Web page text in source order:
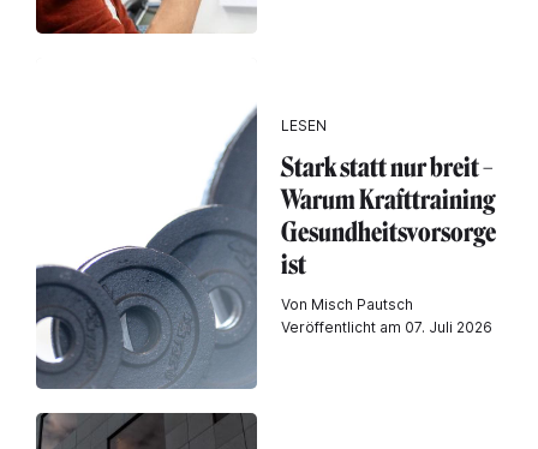
LESEN
Stark statt nur breit –
Warum Krafttraining
Gesundheitsvorsorge
ist
Von Misch Pautsch
Veröffentlicht am 07. Juli 2026